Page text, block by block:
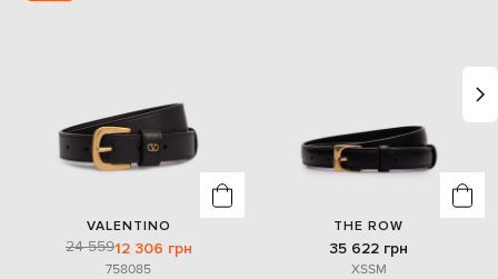
VALENTINO
24 55912 306 грн
758085
THE ROW
35 622 грн
XSSM